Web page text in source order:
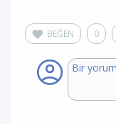
BEĞEN 0